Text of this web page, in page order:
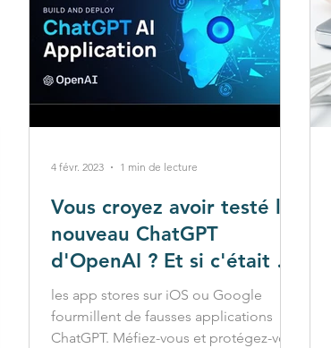
Vous croyez avoir testé le
nouveau ChatGPT
d'OpenAI ? Et si c'était un
clone ?
les app stores sur iOS ou Google
fourmillent de fausses applications
ChatGPT. Méfiez-vous et protégez-vous
4 févr. 2023 1 min de lecture